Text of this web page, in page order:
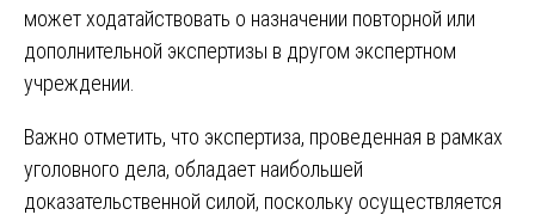
может ходатайствовать о назначении повторной или
дополнительной экспертизы в другом экспертном
учреждении.
Важно отметить, что экспертиза, проведенная в рамках
уголовного дела, обладает наибольшей
доказательственной силой, поскольку осуществляется